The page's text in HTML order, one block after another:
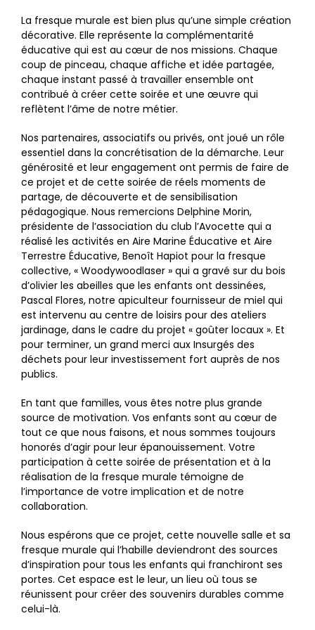
La fresque murale est bien plus qu’une simple création
décorative. Elle représente la complémentarité
éducative qui est au cœur de nos missions. Chaque
coup de pinceau, chaque affiche et idée partagée,
chaque instant passé à travailler ensemble ont
contribué à créer cette soirée et une œuvre qui
reflètent l’âme de notre métier.
Nos partenaires, associatifs ou privés, ont joué un rôle
essentiel dans la concrétisation de la démarche. Leur
générosité et leur engagement ont permis de faire de
ce projet et de cette soirée de réels moments de
partage, de découverte et de sensibilisation
pédagogique. Nous remercions Delphine Morin,
présidente de l’association du club l’Avocette qui a
réalisé les activités en Aire Marine Éducative et Aire
Terrestre Éducative, Benoît Hapiot pour la fresque
collective, « Woodywoodlaser » qui a gravé sur du bois
d’olivier les abeilles que les enfants ont dessinées,
Pascal Flores, notre apiculteur fournisseur de miel qui
est intervenu au centre de loisirs pour des ateliers
jardinage, dans le cadre du projet « goûter locaux ». Et
pour terminer, un grand merci aux Insurgés des
déchets pour leur investissement fort auprès de nos
publics.
En tant que familles, vous êtes notre plus grande
source de motivation. Vos enfants sont au cœur de
tout ce que nous faisons, et nous sommes toujours
honorés d’agir pour leur épanouissement. Votre
participation à cette soirée de présentation et à la
réalisation de la fresque murale témoigne de
l’importance de votre implication et de notre
collaboration.
Nous espérons que ce projet, cette nouvelle salle et sa
fresque murale qui l’habille deviendront des sources
d’inspiration pour tous les enfants qui franchiront ses
portes. Cet espace est le leur, un lieu où tous se
réunissent pour créer des souvenirs durables comme
celui-là.